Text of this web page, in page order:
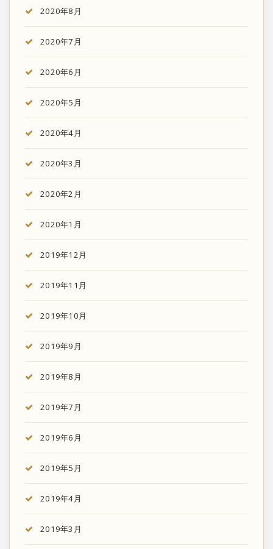
2020年8月
2020年7月
2020年6月
2020年5月
2020年4月
2020年3月
2020年2月
2020年1月
2019年12月
2019年11月
2019年10月
2019年9月
2019年8月
2019年7月
2019年6月
2019年5月
2019年4月
2019年3月